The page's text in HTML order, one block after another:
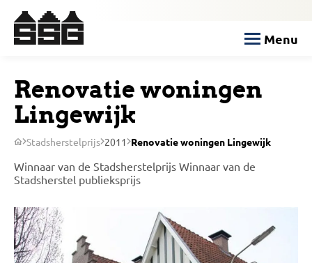
Menu
Renovatie woningen
Lingewijk
Stadsherstelprijs 2011 Renovatie woningen Lingewijk
Winnaar van de Stadsherstelprijs Winnaar van de
Stadsherstel publieksprijs